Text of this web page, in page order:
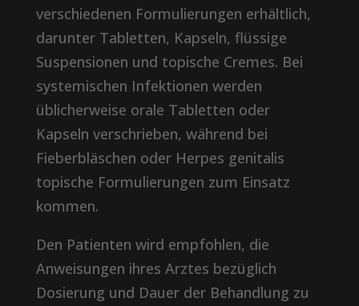
verschiedenen Formulierungen erhältlich,
darunter Tabletten, Kapseln, flüssige
Suspensionen und topische Cremes. Bei
systemischen Infektionen werden
üblicherweise orale Tabletten oder
Kapseln verschrieben, während bei
Fieberbläschen oder Herpes genitalis
topische Formulierungen zum Einsatz
kommen.
Den Patienten wird empfohlen, die
Anweisungen ihres Arztes bezüglich
Dosierung und Dauer der Behandlung zu